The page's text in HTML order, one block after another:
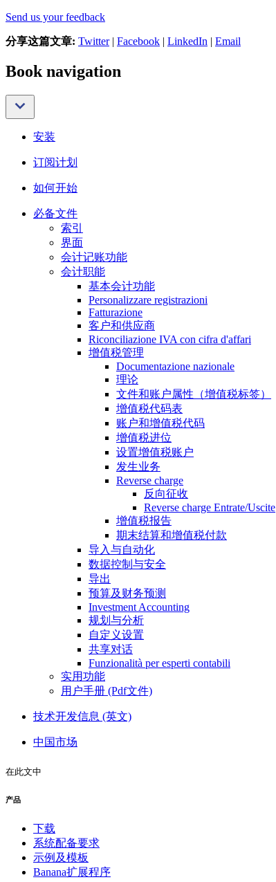
Send us your feedback
分享这篇文章: Twitter| Facebook | LinkedIn | Email
Book navigation
安装
订阅计划
如何开始
必备文件
索引
界面
会计记账功能
会计职能
基本会计功能
Personalizzare registrazioni
Fatturazione
客户和供应商
Riconciliazione IVA con cifra d'affari
增值税管理
Documentazione nazionale
理论
文件和账户属性（增值税标签）
增值税代码表
账户和增值税代码
增值税进位
设置增值税账户
发生业务
Reverse charge
反向征收
Reverse charge Entrate/Uscite
增值税报告
期末结算和增值税付款
导入与自动化
数据控制与安全
导出
预算及财务预测
Investment Accounting
规划与分析
自定义设置
共享对话
Funzionalità per esperti contabili
实用功能
用户手册 (Pdf文件)
技术开发信息 (英文)
中国市场
在此文中
产品
下载
系统配备要求
示例及模板
Banana扩展程序